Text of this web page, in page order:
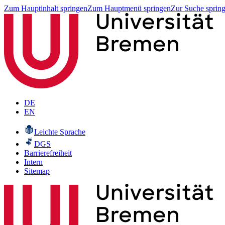
Zum Hauptinhalt springenZum Hauptmenü springenZur Suche
DE
EN
Leichte Sprache
DGS
Barrierefreiheit
Intern
Sitemap